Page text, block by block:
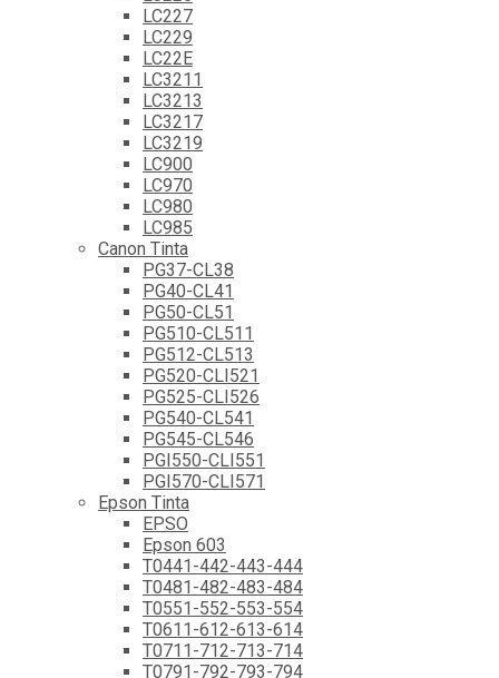
LC227
LC229
LC22E
LC3211
LC3213
LC3217
LC3219
LC900
LC970
LC980
LC985
Canon Tinta
PG37-CL38
PG40-CL41
PG50-CL51
PG510-CL511
PG512-CL513
PG520-CLI521
PG525-CLI526
PG540-CL541
PG545-CL546
PGI550-CLI551
PGI570-CLI571
Epson Tinta
EPSO
Epson 603
T0441-442-443-444
T0481-482-483-484
T0551-552-553-554
T0611-612-613-614
T0711-712-713-714
T0791-792-793-794